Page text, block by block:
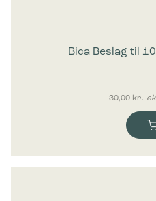
Bica Beslag til
30,00 kr.